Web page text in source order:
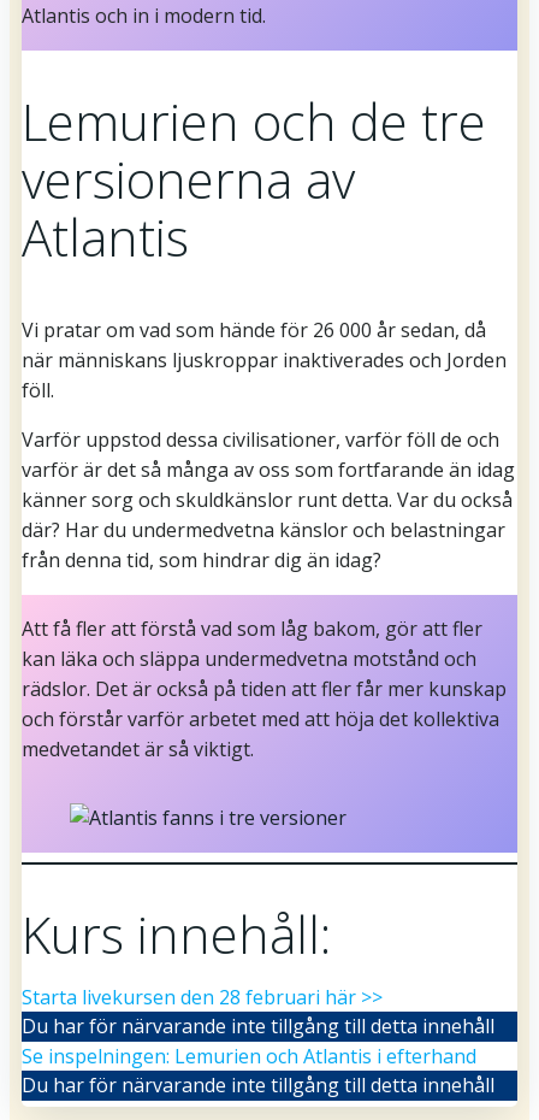
Atlantis och in i modern tid.
Lemurien och de tre
versionerna av
Atlantis
Vi pratar om vad som hände för 26 000 år sedan, då
när människans ljuskroppar inaktiverades och Jorden
föll.
Varför uppstod dessa civilisationer, varför föll de och
varför är det så många av oss som fortfarande än idag
känner sorg och skuldkänslor runt detta. Var du också
där? Har du undermedvetna känslor och belastningar
från denna tid, som hindrar dig än idag?
Att få fler att förstå vad som låg bakom, gör att fler
kan läka och släppa undermedvetna motstånd och
rädslor. Det är också på tiden att fler får mer kunskap
och förstår varför arbetet med att höja det kollektiva
medvetandet är så viktigt.
Kurs innehåll:
Starta livekursen den 28 februari här >>
Du har för närvarande inte tillgång till detta innehåll
Se inspelningen: Lemurien och Atlantis i efterhand
Du har för närvarande inte tillgång till detta innehåll